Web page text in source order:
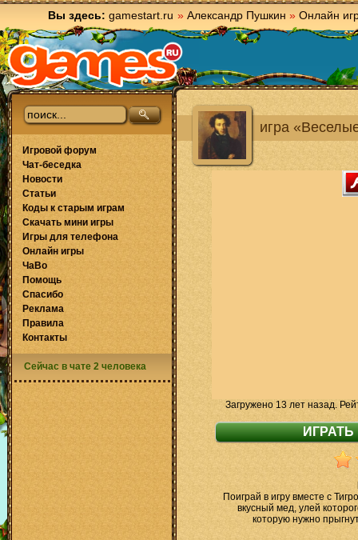
Вы здесь: gamestart.ru » Александр Пушкин » Онлайн
игра
Загружено 13 лет назад.
Поиграй в игру вместе с
вкусный мед, улей
которую нужно
Игровой форум
Чат-беседка
Новости
Статьи
Коды к старым играм
Скачать мини игры
Игры для телефона
Онлайн игры
ЧаВо
Помощь
Спасибо
Реклама
Правила
Контакты
Сейчас в чате 2 человека